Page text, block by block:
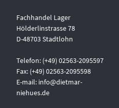
Fachhandel Lager
Hölderlinstrasse 78
D-48703 Stadtlohn
Telefon: (+49) 02563-2095597
Fax: (+49) 02563-2095598
E-mail: info@dietmar-
niehues.de